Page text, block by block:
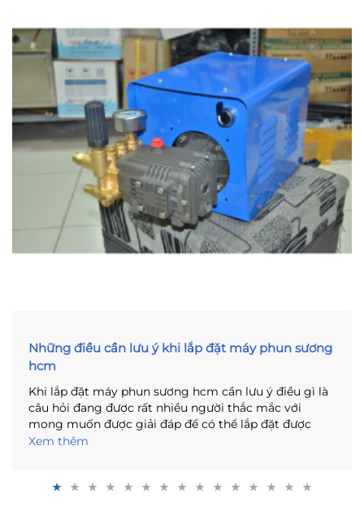
Những điều cần lưu ý khi lắp đặt máy phun sương
hcm
Khi lắp đặt máy phun sương hcm cần lưu ý điều gì là
câu hỏi đang được rất nhiều người thắc mắc với
mong muốn được giải đáp để có thể lắp đặt được
một hệ thống phun sương đạt chuẩn, hoạt động hiệu
khi lắp đặt hệ thống máy tạo ẩm phun sương.
Xem thêm